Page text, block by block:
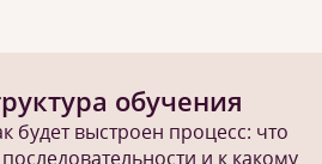
обучения
будет выстроен процесс: что
и к какому